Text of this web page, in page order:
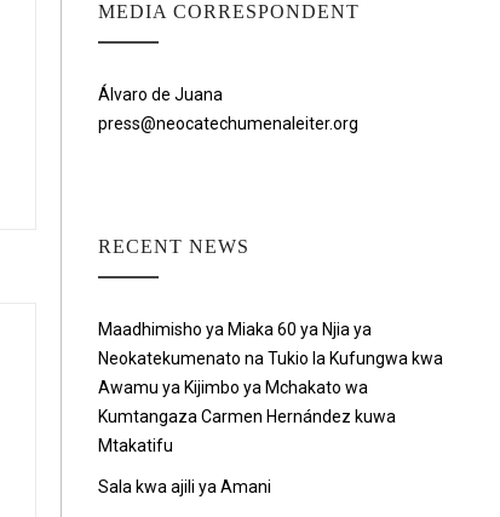
MEDIA CORRESPONDENT
Álvaro de Juana
press@neocatechumenaleiter.org
RECENT NEWS
Maadhimisho ya Miaka 60 ya Njia ya
Neokatekumenato na Tukio la Kufungwa kwa
Awamu ya Kijimbo ya Mchakato wa
Kumtangaza Carmen Hernández kuwa
Mtakatifu
Sala kwa ajili ya Amani